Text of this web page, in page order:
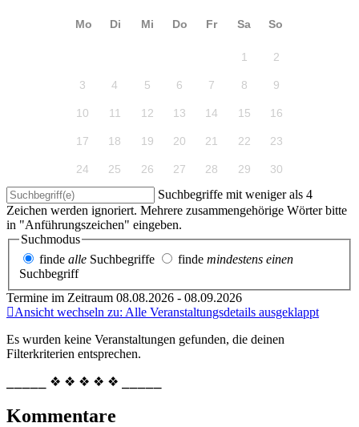
Mo Di Mi Do Fr Sa So
1 2
3 4 5 6 7 8 9
10 11 12 13 14 15 16
17 18 19 20 21 22 23
24 25 26 27 28 29 30
Suchbegriffe mit weniger als 4
Zeichen werden ignoriert. Mehrere zusammengehörige Wörter bitte
in "Anführungszeichen" eingeben.
Suchmodus
finde alle Suchbegriffe finde mindestens einen
Suchbegriff
Termine im Zeitraum 08.08.2026 - 08.09.2026
Ansicht wechseln zu: Alle Veranstaltungsdetails ausgeklappt
Es wurden keine Veranstaltungen gefunden, die deinen
Filterkriterien entsprechen.
⎯⎯⎯⎯⎯ ❖ ❖ ❖ ❖ ❖ ⎯⎯⎯⎯⎯
Kommentare